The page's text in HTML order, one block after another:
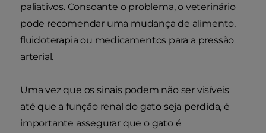
paliativos. Consoante o problema, o veterinário
pode recomendar uma mudança de alimento,
fluidoterapia ou medicamentos para a pressão
arterial.
Uma vez que os sinais podem não ser visíveis
até que a função renal do gato seja perdida, é
importante assegurar que o gato é